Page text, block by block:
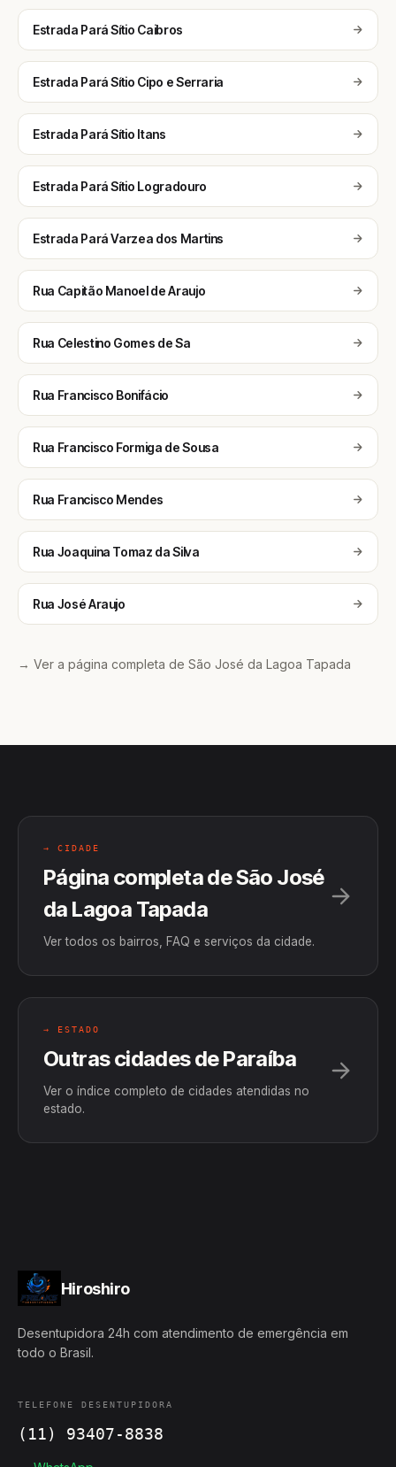
Estrada Pará Sítio Caibros
Estrada Pará Sítio Cipo e Serraria
Estrada Pará Sítio Itans
Estrada Pará Sítio Logradouro
Estrada Pará Varzea dos Martins
Rua Capitão Manoel de Araujo
Rua Celestino Gomes de Sa
Rua Francisco Bonifácio
Rua Francisco Formiga de Sousa
Rua Francisco Mendes
Rua Joaquina Tomaz da Silva
Rua José Araujo
→ Ver a página completa de São José da Lagoa Tapada
→ CIDADE
Página completa de São José
da Lagoa Tapada
Ver todos os bairros, FAQ e serviços da cidade.
→ ESTADO
Outras cidades de Paraíba
Ver o índice completo de cidades atendidas no
estado.
Hiroshiro
Desentupidora 24h com atendimento de emergência em
todo o Brasil.
TELEFONE DESENTUPIDORA
(11) 93407-8838